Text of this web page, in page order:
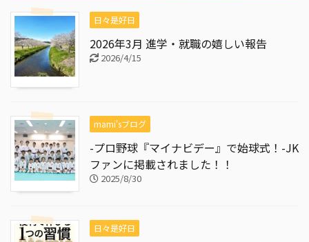
日々是好日
2026年3月 進学・就職の嬉しい報告
2026/4/15
mami'sブログ
-プロ野球『マイナビデー』で始球式！-JK
ファンに掲載されました！！
2025/8/30
日々是好日